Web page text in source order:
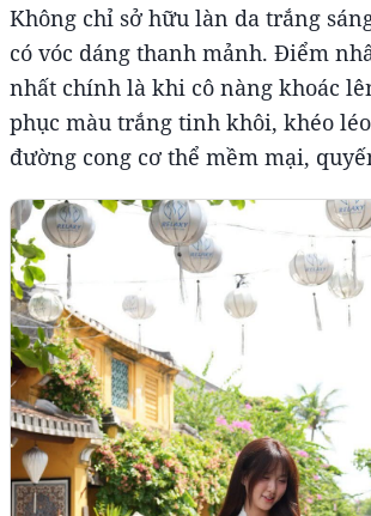
Không chỉ sở hữu làn da trắng
có vóc dáng thanh mảnh. Điểm
nhất chính là khi cô nàng khoác
phục màu trắng tinh khôi, khéo
đường cong cơ thể mềm mại,